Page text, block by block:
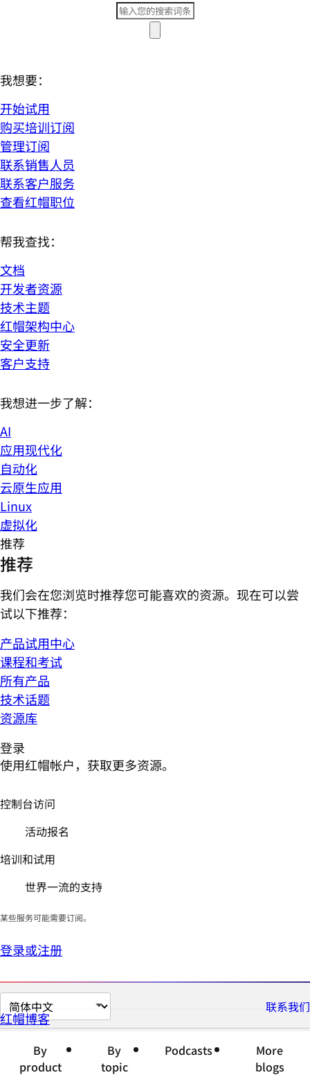
我想要：
开始试用
购买培训订阅
管理订阅
联系销售人员
联系客户服务
查看红帽职位
帮我查找：
文档
开发者资源
技术主题
红帽架构中心
安全更新
客户支持
我想进一步了解：
AI
应用现代化
自动化
云原生应用
Linux
虚拟化
推荐
推荐
我们会在您浏览时推荐您可能喜欢的资源。现在可以尝
试以下推荐：
产品试用中心
课程和考试
所有产品
技术话题
资源库
登录
使用红帽帐户，获取更多资源。
控制台访问
活动报名
培训和试用
世界一流的支持
某些服务可能需要订阅。
登录或注册
切
换
联系我们
红帽博客
By
product
By
topic
Podcasts
More
blogs